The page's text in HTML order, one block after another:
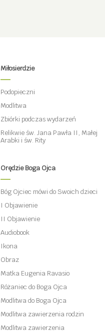
Miłosierdzie
Podopieczni
Modlitwa
Zbiórki podczas wydarzeń
Relikwie św. Jana Pawła II, Małej
Arabki i św. Rity
Orędzie Boga Ojca
Bóg Ojciec mówi do Swoich dzieci
I Objawienie
II Objawienie
Audiobook
Ikona
Obraz
Matka Eugenia Ravasio
Różaniec do Boga Ojca
Modlitwa do Boga Ojca
Modlitwa zawierzenia rodzin
Modlitwa zawierzenia